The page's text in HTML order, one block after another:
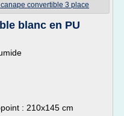
convertible 3 place
blanc en PU
: 210x145 cm